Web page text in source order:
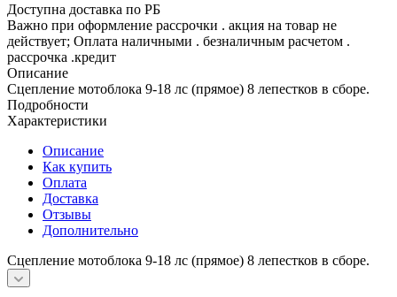
Доступна доставка по РБ
Важно при оформление рассрочки . акция на товар не
действует; Оплата наличными . безналичным расчетом .
рассрочка .кредит
Описание
Сцепление мотоблока 9-18 лс (прямое) 8 лепестков в сборе.
Подробности
Характеристики
Описание
Как купить
Оплата
Доставка
Отзывы
Дополнительно
Сцепление мотоблока 9-18 лс (прямое) 8 лепестков в сборе.